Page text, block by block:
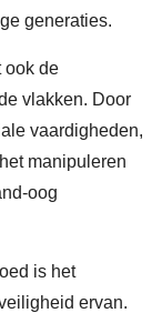
generaties.
ook de
vlakken. Door
vaardigheden,
manipuleren
oog
is het
ervan.